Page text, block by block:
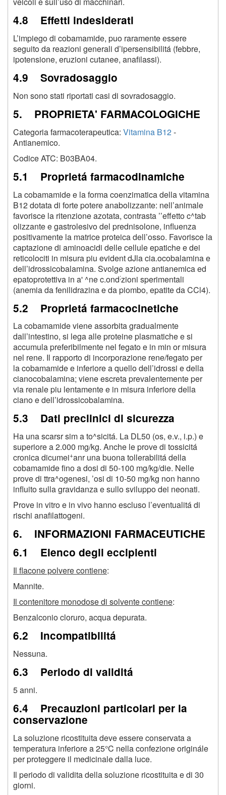
4.8 Effetti indesiderati
L’impiego di cobamamide, puo raramente essere
seguito da reazioni generali d’ipersensibilitá (febbre,
ipotensione, eruzioni cutanee, anafilassi).
4.9 Sovradosaggio
Non sono stati riportati casi di sovradosaggio.
5. PROPRIETA' FARMACOLOGICHE
Categoria farmacoterapeutica: Vitamina B12-
Antianemico.
Codice ATC: B03BA04.
5.1 Proprietá farmacodinamiche
La cobamamide e la forma coenzimatica della vitamina
B12 dotata di forte potere anabolizzante: nell’animale
favorisce la ritenzione azotata, contrasta ’’effetto c^tab
olizzante e gastrolesivo del prednisolone, influenza
positivamente la matrice proteica dell’osso. Favorisce la
captazione di aminoacidi delle cellule epatiche e dei
reticolociti in misura piu evident dJla cia.ocobalamina e
dell’idrossicobalamina. Svolge azione antianemica ed
epatoprotettiva in a' ^ne c.ond;zioni sperimentali
(anemia da fenilidrazina e da piombo, epatite da CCl4).
5.2 Proprietá farmacocinetiche
La cobamamide viene assorbita gradualmente
dall’intestino, si lega alle proteine plasmatiche e si
accumula preferibilmente nel fegato e in min or misura
nel rene. Il rapporto di incorporazione rene/fegato per
la cobamamide e inferiore a quello dell’idrossi e della
cianocobalamina; viene escreta prevalentemente per
via renale piu lentamente e in misura inferiore della
ciano e dell’idrossicobalamina.
5.3 Dati preclinici di sicurezza
Ha una scarsr sim a to^sicitá. La DL50 (os, e.v., i.p.) e
superiore a 2.000 mg/kg. Anche le prove di tossicitá
cronica dicumei+anr una buona tollerabilitá della
cobamamide fino a dosi di 50-100 mg/kg/die. Nelle
prove di ttra^ogenesi, ’osi di 10-50 mg/kg non hanno
influito sulla gravidanza e sullo sviluppo dei neonati.
Prove in vitro e in vivo hanno escluso l’eventualitá di
rischi anafilattogeni.
6. INFORMAZIONI FARMACEUTICHE
6.1 Elenco degli eccipienti
Il flacone polvere contiene:
Mannite.
Il contenitore monodose di solvente contiene:
Benzalconio cloruro, acqua depurata.
6.2 Incompatibilitá
Nessuna.
6.3 Periodo di validitá
5 anni.
6.4 Precauzioni particolari per la
conservazione
La soluzione ricostituita deve essere conservata a
temperatura inferiore a 25°C nella confezione originále
per proteggere il medicinale dalla luce.
Il periodo di validita della soluzione ricostituita e di 30
giorni.